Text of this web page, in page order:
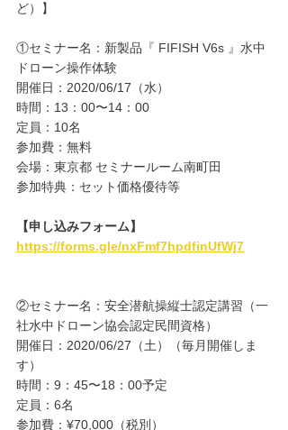
ど）】
①セミナー名：新製品『 FIFISH V6s 』水中
ドローン操作体験
開催日：2020/06/17（水）
時間：13：00〜14：00
定員：10名
参加費：無料
会場：東京都 セミナールーム南町田
参加特典：セット価格優待等
【申し込みフォーム】
https://forms.gle/nxFmf7hpdfinUfWj7
②セミナー名：安全潜航操縦士認定講習（一
社水中ドローン協会認定民間資格）
開催日：2020/06/27（土）（毎月開催しま
す）
時間：9：45〜18：00予定
定員：6名
参加費：¥70,000（税別）